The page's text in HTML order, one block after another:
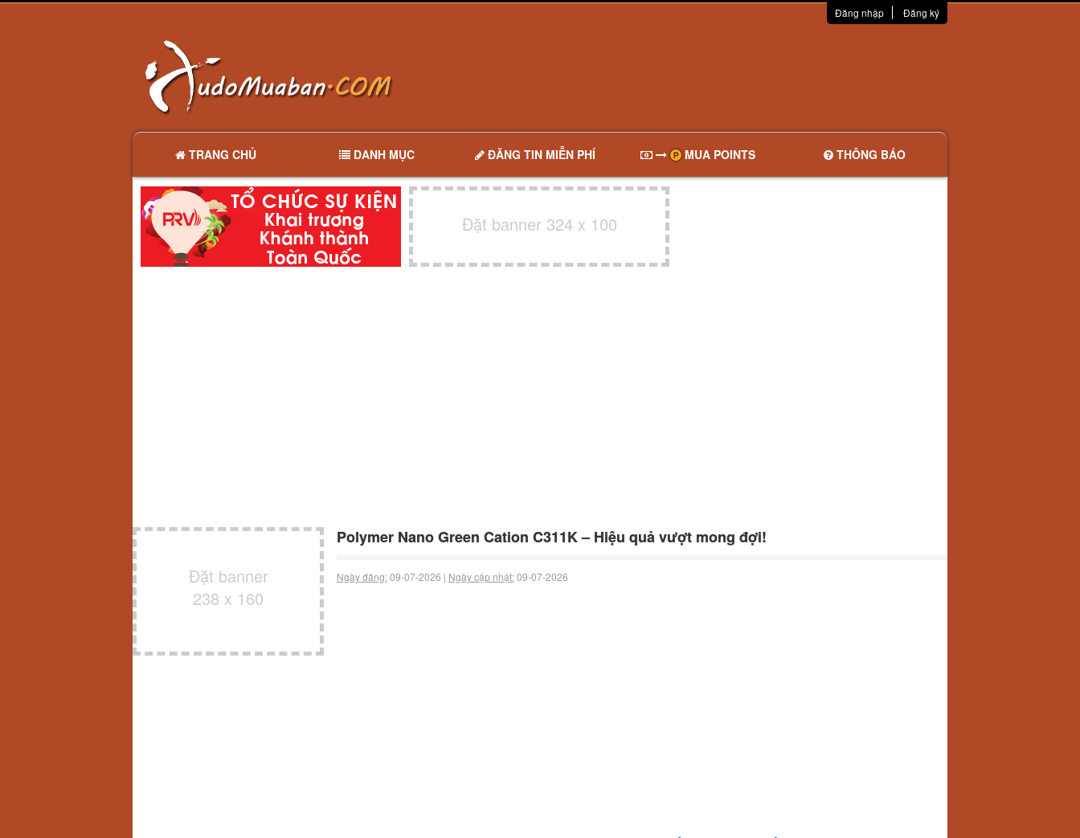
Đăng nhập Đăng ký
TRANG CHỦ DANH MỤC ĐĂNG TIN MIỄN PHÍ MUA POINTS THÔNG BÁO
Đặt banner 324 x 100
Đặt banner
238 x 160
Polymer Nano Green Cation C311K – Hiệu quả vượt mong đợi!
Ngày đăng:09-07-2026 | Ngày cập nhật:09-07-2026